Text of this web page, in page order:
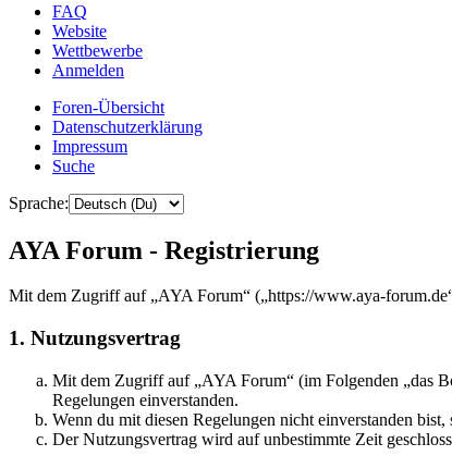
FAQ
Website
Wettbewerbe
Anmelden
Foren-Übersicht
Datenschutzerklärung
Impressum
Suche
Sprache:
AYA Forum - Registrierung
Mit dem Zugriff auf „AYA Forum“ („https://www.aya-
1. Nutzungsvertrag
Mit dem Zugriff auf „AYA Forum“ (im Folgenden „das
Regelungen einverstanden.
Wenn du mit diesen Regelungen nicht einverstanden
Der Nutzungsvertrag wird auf unbestimmte Zeit